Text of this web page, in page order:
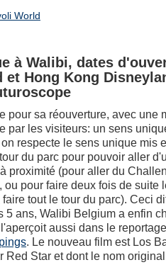
World
à Walibi, dates
et Hong Kong
pour sa réouverture, avec une
par les visiteurs: un sens
respecte le sens unique mis
du parc pour pouvoir aller
proximité (pour aller du
ou pour faire deux fois de suite
tout le tour du parc). Ceci
5 ans, Walibi Belgium a enfin
aussi dans le
. Le nouveau film est Los
Red Star et dont le nom